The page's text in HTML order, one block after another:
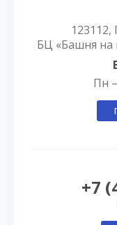
123112,
БЦ «Башня на
Пн
+7